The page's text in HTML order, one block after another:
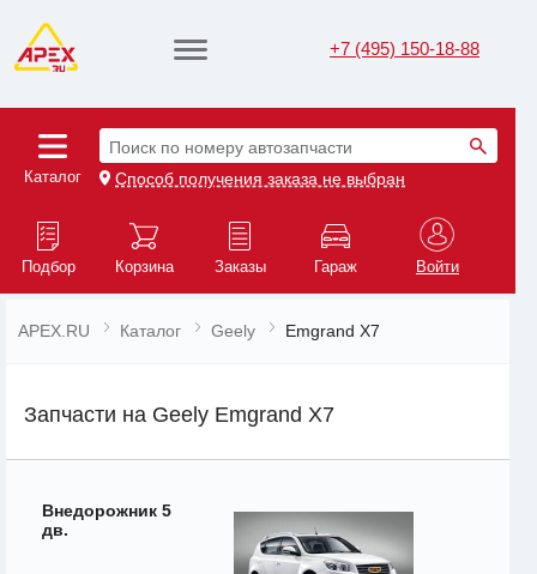
+7 (495) 150-18-88
Каталог
Поиск по номеру автозапчасти
Способ получения заказа не выбран
Подбор Корзина Заказы Гараж Войти
APEX.RU Каталог Geely Emgrand X7
Запчасти на Geely Emgrand X7
Внедорожник 5
дв.